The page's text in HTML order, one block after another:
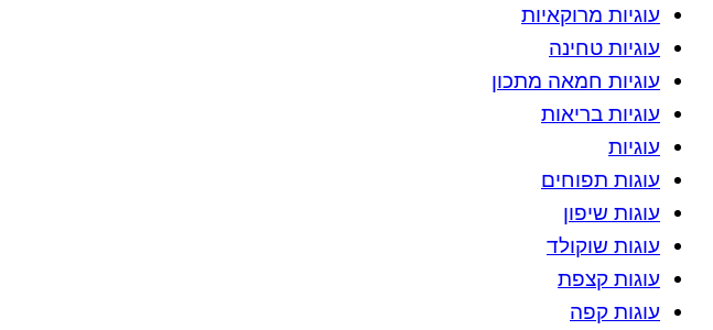
עוגיות מרוקאיות
עוגיות טחינה
עוגיות חמאה מתכון
עוגיות בריאות
עוגיות
עוגות תפוחים
עוגות שיפון
עוגות שוקולד
עוגות קצפת
עוגות קפה